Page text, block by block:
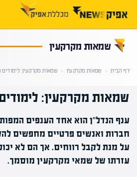
שמאות מקרקעין
דף הבית ‹ שמאות מקרקעין ‹ שמאות מקרקעין:
שמאות מקרקעין:
ענף הנדל"ן הוא אחד הענפים
חברות ואנשים פרטיים מחפשים
על מנת לקבל רווחים. אך הם לא
עזרתו של שמאי מקרקעין מוסמך.